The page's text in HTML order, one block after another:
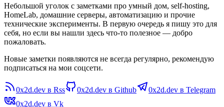
Небольшой уголок с заметками про умный дом, self-hosting,
HomeLab, домашние серверы, автоматизацию и прочие
технические эксперименты. В первую очередь я пишу это для
себя, но если вы нашли здесь что-то полезное — добро
пожаловать.
Новые заметки появляются не всегда регулярно, рекомендую
подписаться на мои соцсети.
0x2d.dev в Rss 0x2d.dev в Github
0x2d.dev в Telegram
0x2d.dev в Vk